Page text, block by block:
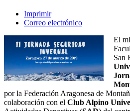
Imprimir
Correo electrónico
El
San
por la Federación Aragonesa de
colaboración con el Club Alpino